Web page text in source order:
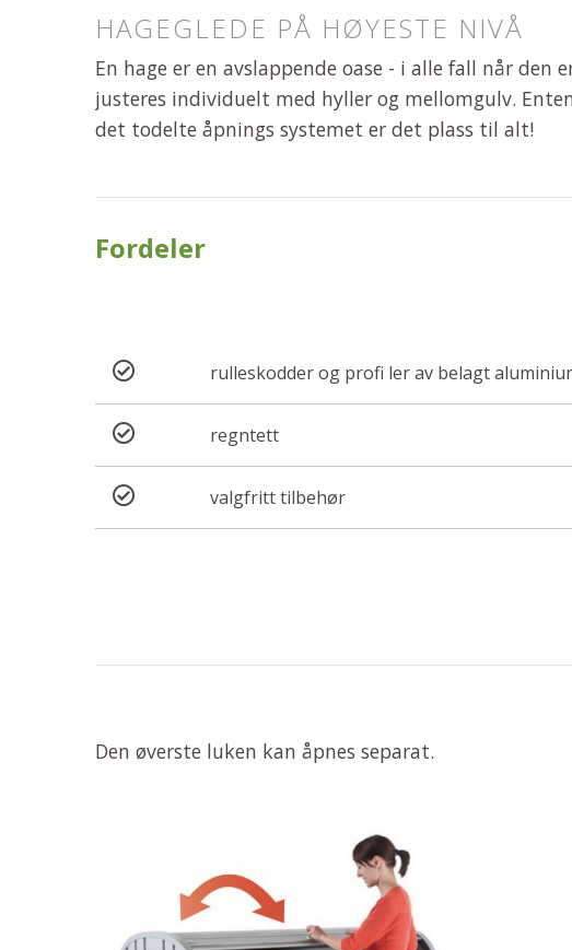
HAGEGLEDE PÅ HØYESTE NIVÅ
En hage er en avslappende oase - i alle fall når den
justeres individuelt med hyller og mellomgulv.
det todelte åpnings systemet er det plass til alt!
Fordeler
rulleskodder og profi ler av belagt
regntett
valgfritt tilbehør
Den øverste luken kan åpnes separat.